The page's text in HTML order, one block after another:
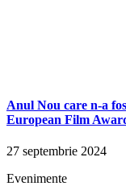
Anul Nou care n-a
European Film
27 septembrie 2024
Evenimente